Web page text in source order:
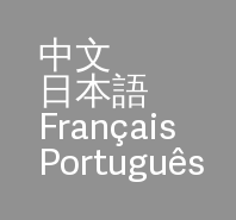
中文
日本語
Français
Português